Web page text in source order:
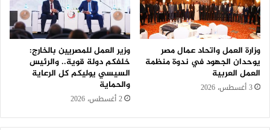
وزارة العمل واتحاد عمال مصر
يوحدان الجهود في ندوة منظمة
العمل العربية
3 أغسطس، 2026
وزير العمل للمصريين بالخارج:
خلفكم دولة قوية.. والرئيس
السيسي يوليكم كل الرعاية
والحماية
2 أغسطس، 2026